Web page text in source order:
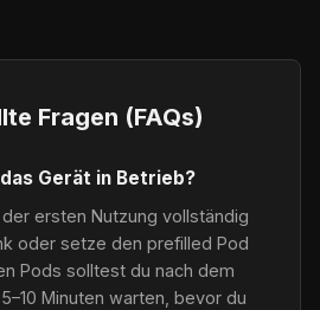
Fragen (FAQs)
das Gerät in Betrieb?
ersten Nutzung vollständig
oder setze den prefilled Pod
Pods solltest du nach dem
Minuten warten, bevor du